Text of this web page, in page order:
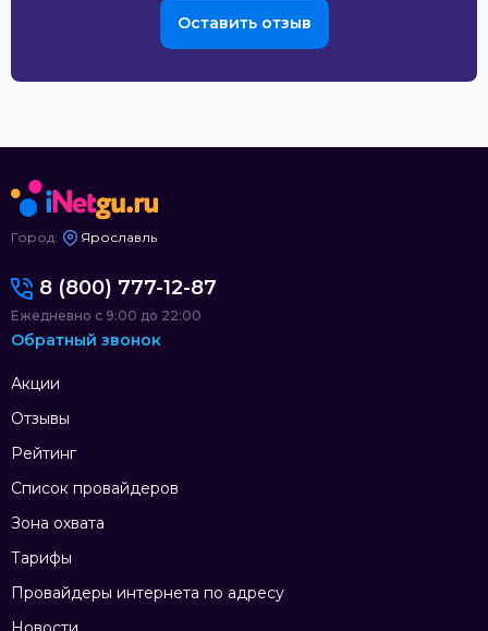
Оставить отзыв
Город: Ярославль
Акции
Отзывы
Рейтинг
Список провайдеров
Зона охвата
Тарифы
Провайдеры интернета по адресу
8 (800) 777-12-87
Ежедневно с 9:00 до 22:00
Обратный звонок